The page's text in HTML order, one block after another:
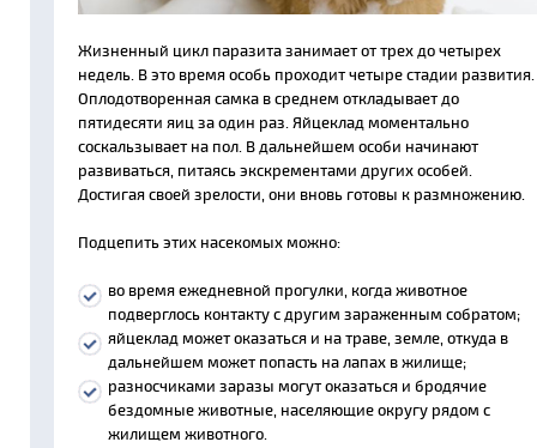
Жизненный цикл паразита занимает от трех до четырех
недель. В это время особь проходит четыре стадии развития.
Оплодотворенная самка в среднем откладывает до
пятидесяти яиц за один раз. Яйцеклад моментально
соскальзывает на пол. В дальнейшем особи начинают
развиваться, питаясь экскрементами других особей.
Достигая своей зрелости, они вновь готовы к размножению.
Подцепить этих насекомых можно:
во время ежедневной прогулки, когда животное
подверглось контакту с другим зараженным собратом;
яйцеклад может оказаться и на траве, земле, откуда в
дальнейшем может попасть на лапах в жилище;
разносчиками заразы могут оказаться и бродячие
бездомные животные, населяющие округу рядом с
жилищем животного.